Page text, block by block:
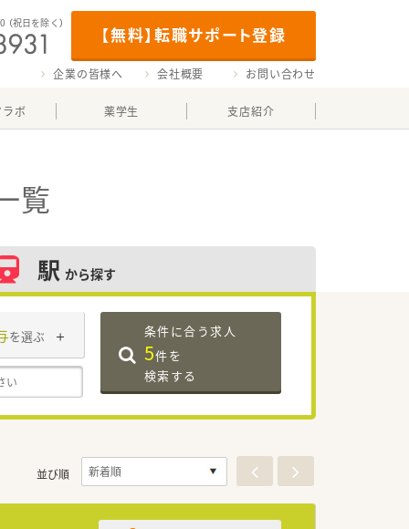
【無料】転職サポート登録
（祝日を除く）
企業の皆様へ 会社概要 お問い合わせ
ボ 薬学生 支店紹介
覧
駅 から探す
を選ぶ 条件に合う求人
5件を
検索する
並び順